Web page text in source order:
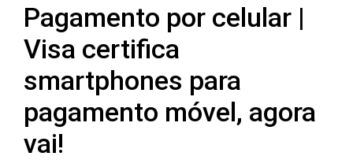
CONSULTORIA
ASSUNTOS
PUBLICAÇÕES
CONTATOS
Pagamento por celular |
Visa certifica
smartphones para
pagamento móvel, agora
vai!